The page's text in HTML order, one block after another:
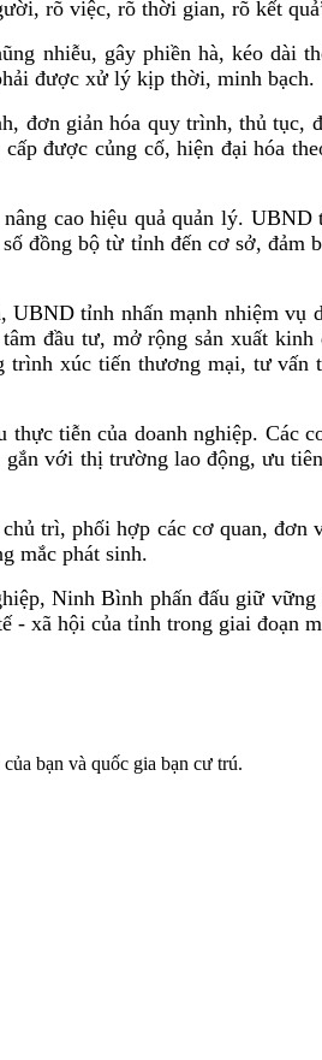
rõ việc, rõ thời gian, rõ kết
nhiễu, gây phiền hà, kéo dài
được xử lý kịp thời, minh bạch.
đơn giản hóa quy trình, thủ tục,
được củng cố, hiện đại hóa
cao hiệu quả quản lý.
đồng bộ từ tỉnh đến cơ sở, đảm
tỉnh nhấn mạnh nhiệm
đầu tư, mở rộng sản xuất
xúc tiến thương mại, tư
tiễn của doanh nghiệp. Các
với thị trường lao động, ưu
trì, phối hợp các cơ quan,
mắc phát sinh.
Ninh Bình phấn đấu giữ
- xã hội của tỉnh trong giai đoạn
bạn và quốc gia bạn cư trú.